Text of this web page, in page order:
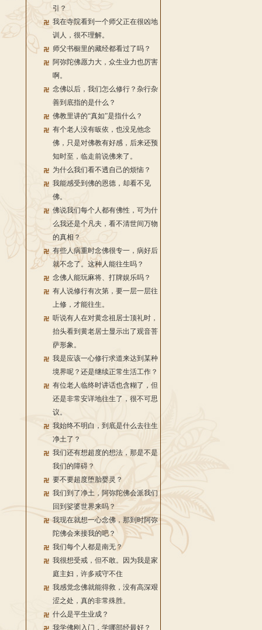
引？
我在寺院看到一个师父正在很凶地
训人，很不理解。
师父书橱里的藏经都看过了吗？
阿弥陀佛愿力大，众生业力也厉害
啊。
念佛以后，我们怎么修行？杂行杂
善到底指的是什么？
佛教里讲的“真如”是指什么？
有个老人没有皈依，也没见他念
佛，只是对佛教有好感，后来还预
知时至，临走前说佛来了。
为什么我们看不透自己的烦恼？
我能感受到佛的恩德，却看不见
佛。
佛说我们每个人都有佛性，可为什
么我还是个凡夫，看不清世间万物
的真相？
有些人病重时念佛很专一，病好后
就不念了。这种人能往生吗？
念佛人能玩麻将、打牌娱乐吗？
有人说修行有次第，要一层一层往
上修，才能往生。
听说有人在对黄念祖居士顶礼时，
抬头看到黄老居士显示出了观音菩
萨形象。
我是应该一心修行求道来达到某种
境界呢？还是继续正常生活工作？
有位老人临终时讲话也含糊了，但
还是非常安详地往生了，很不可思
议。
我始终不明白，到底是什么去往生
净土了？
我们还有想超度的想法，那是不是
我们的障碍？
要不要超度堕胎婴灵？
我们到了净土，阿弥陀佛会派我们
回到娑婆世界来吗？
我现在就想一心念佛，那到时阿弥
陀佛会来接我的吧？
我们每个人都是南无？
我很想受戒，但不敢。因为我是家
庭主妇，许多戒守不住
我感觉念佛就能得救，没有高深艰
涩之处，真的非常殊胜。
什么是平生业成？
我学佛刚入门，学哪部经最好？